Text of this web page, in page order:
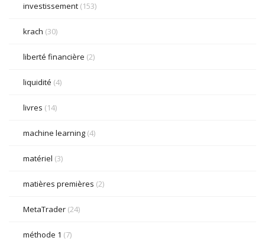
investissement (153)
krach (30)
liberté financière (2)
liquidité (4)
livres (14)
machine learning (4)
matériel (3)
matières premières (2)
MetaTrader (24)
méthode 1 (7)